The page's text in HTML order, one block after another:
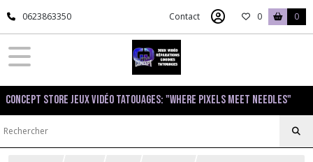
0623863350 Contact 0 0
Concept Store Jeux Vidéo Tatouages: "Where pixels meet needles"